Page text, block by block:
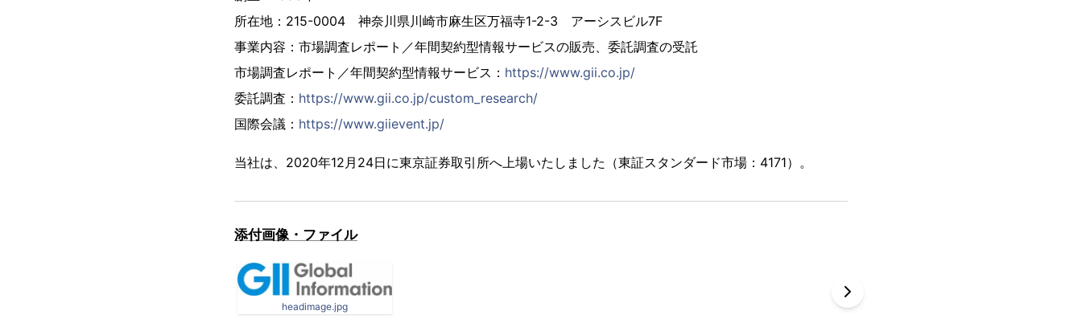
所在地：215-0004 神奈川県川崎市麻生区万福寺1-2-3 アーシスビル7F
事業内容：市場調査レポート／年間契約型情報サービスの販売、委託調査の受託
市場調査レポート／年間契約型情報サービス： https://www.gii.co.jp/
委託調査： https://www.gii.co.jp/custom_research/
国際会議： https://www.giievent.jp/
当社は、2020年12月24日に東京証券取引所へ上場いたしました（東証スタンダード市場：4171）。
添付画像・ファイル
headimage.jpg